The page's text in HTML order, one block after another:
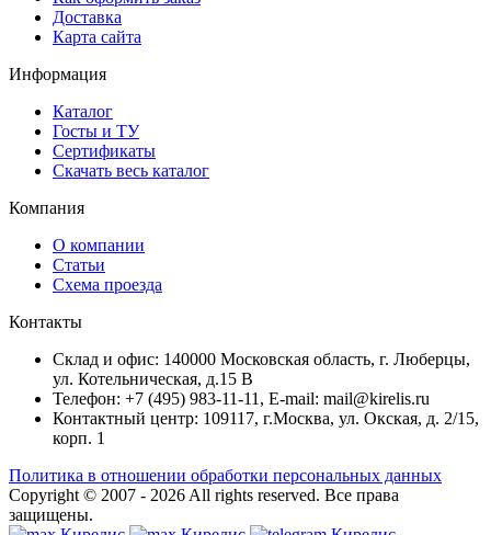
Доставка
Карта сайта
Информация
Каталог
Госты и ТУ
Сертификаты
Скачать весь каталог
Компания
О компании
Статьи
Схема проезда
Контакты
Склад и офис: 140000 Московская область, г. Люберцы,
ул. Котельническая, д.15 В
Телефон: +7 (495) 983-11-11, Е-mail: mail@kirelis.ru
Контактный центр: 109117, г.Москва, ул. Окская, д. 2/15,
корп. 1
Политика в отношении обработки персональных данных
Copyright © 2007 - 2026 All rights reserved. Все права
защищены.